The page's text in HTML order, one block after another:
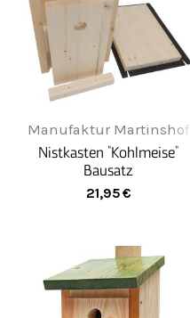
Manufaktur Martinshof
Nistkasten "Kohlmeise"
Bausatz
21,95€